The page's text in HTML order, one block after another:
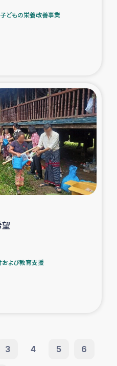
どもの栄養改善事業
よび教育支援
3 4 5 6